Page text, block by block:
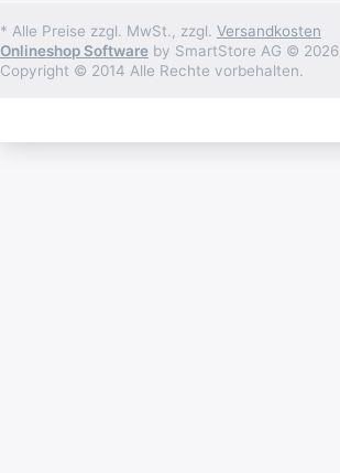
* Alle Preise zzgl. MwSt., zzgl. Versandkosten
Onlineshop Software by SmartStore AG © 2026
Copyright © 2014 Alle Rechte vorbehalten.